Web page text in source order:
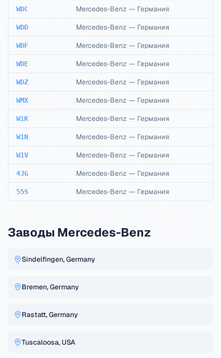
WDC Mercedes-Benz — Германия
WDD Mercedes-Benz — Германия
WDF Mercedes-Benz — Германия
WDE Mercedes-Benz — Германия
WDZ Mercedes-Benz — Германия
WMX Mercedes-Benz — Германия
W1K Mercedes-Benz — Германия
W1N Mercedes-Benz — Германия
W1V Mercedes-Benz — Германия
4JG Mercedes-Benz — Германия
55S Mercedes-Benz — Германия
Заводы Mercedes-Benz
Sindelfingen, Germany
Bremen, Germany
Rastatt, Germany
Tuscaloosa, USA